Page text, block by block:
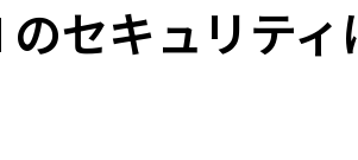
セキュリテ